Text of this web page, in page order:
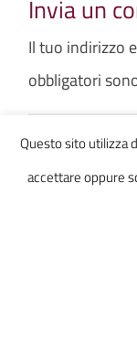
Invia un
Il tuo indirizzo
obbligatori
Questo sito utilizza
accettare oppure